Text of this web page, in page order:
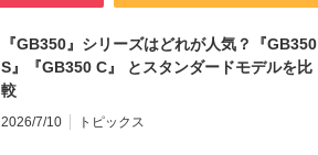
『GB350』シリーズはどれが人気？『GB350
S』『GB350 C』 とスタンダードモデルを比
較
2026/7/10 トピックス